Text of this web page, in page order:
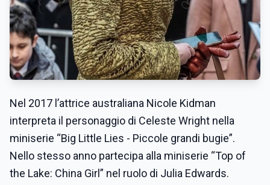
Nel 2017 l’attrice australiana Nicole Kidman
interpreta il personaggio di Celeste Wright nella
miniserie “Big Little Lies - Piccole grandi bugie”.
Nello stesso anno partecipa alla miniserie “Top of
the Lake: China Girl” nel ruolo di Julia Edwards.